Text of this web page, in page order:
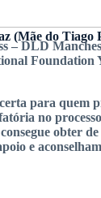
(Mãe do Tiago
– DLD
Foundation
para quem
no
obter
e